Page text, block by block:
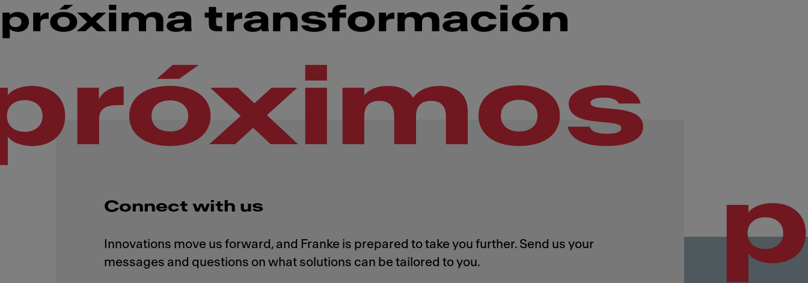
próxima transformación
Connect with us
Innovations move us forward, and Franke is prepared to take you further. Send us your